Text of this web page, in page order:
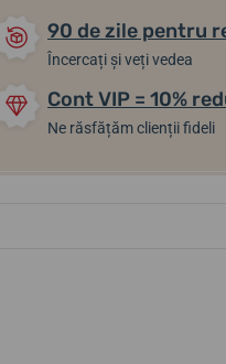
90 de zile pentru
Încercați și veți vedea
Cont VIP = 10%
Ne răsfățăm clienții fideli